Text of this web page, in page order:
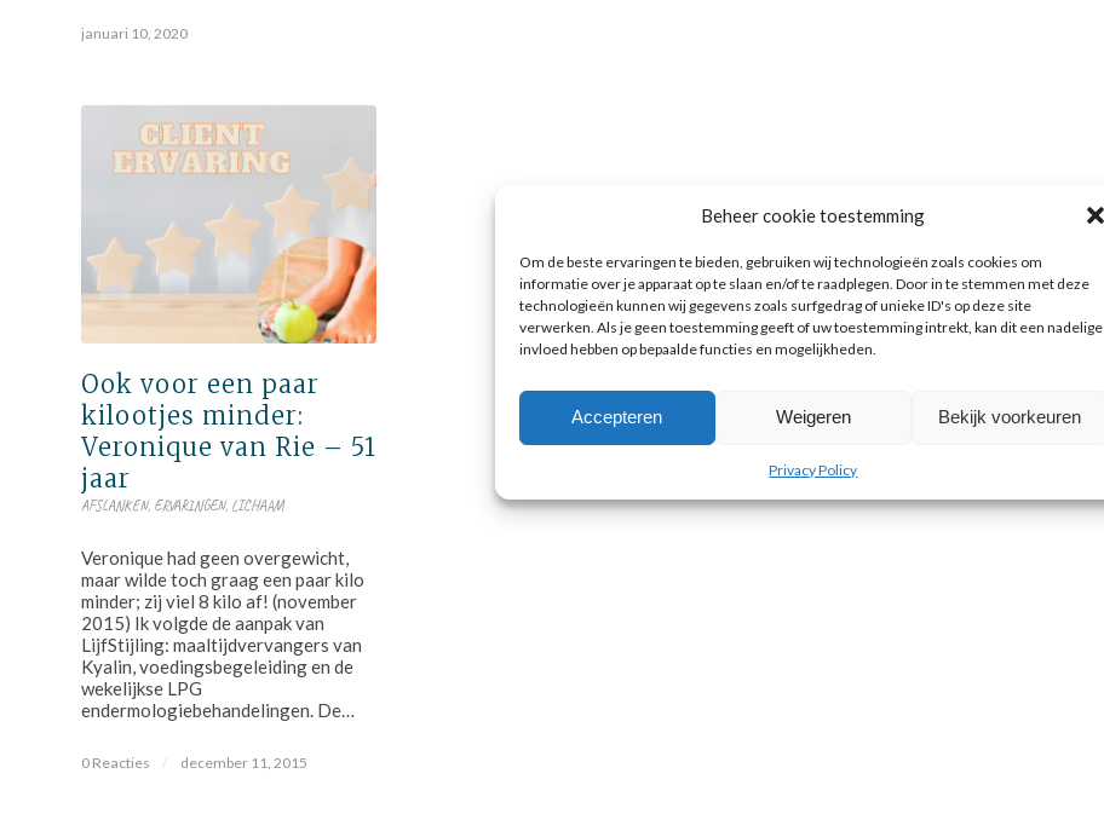
Beheer cookie toestemming
Om de beste ervaringen te bieden, gebruiken wij technologieën zoals cookies om
informatie over je apparaat op te slaan en/of te raadplegen. Door in te stemmen met deze
technologieën kunnen wij gegevens zoals surfgedrag of unieke ID's op deze site
verwerken. Als je geen toestemming geeft of uw toestemming intrekt, kan dit een nadelige
invloed hebben op bepaalde functies en mogelijkheden.
Accepteren Weigeren Bekijk voorkeuren
Privacy Policy
januari 10, 2020
Ook voor een paar
kilootjes minder:
Veronique van Rie – 51
jaar
AFSLANKEN, ERVARINGEN, LICHAAM
Veronique had geen overgewicht,
maar wilde toch graag een paar kilo
minder; zij viel 8 kilo af! (november
2015) Ik volgde de aanpak van
LijfStijling: maaltijdvervangers van
Kyalin, voedingsbegeleiding en de
wekelijkse LPG
endermologiebehandelingen. De…
0 Reacties / december 11, 2015